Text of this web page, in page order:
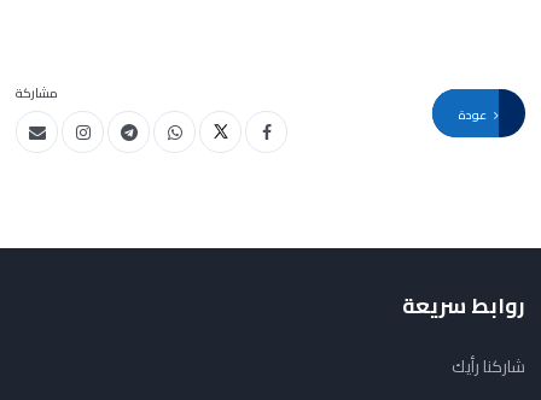
مشاركة
روابط سريعة
شاركنا رأيك